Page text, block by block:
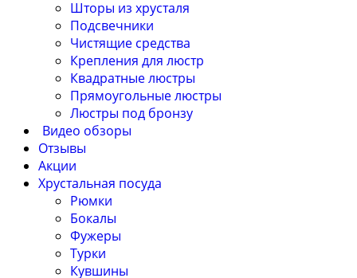
Шторы из хрусталя
Подсвечники
Чистящие средства
Крепления для люстр
Квадратные люстры
Прямоугольные люстры
Люстры под бронзу
Видео обзоры
Отзывы
Акции
Хрустальная посуда
Рюмки
Бокалы
Фужеры
Турки
Кувшины